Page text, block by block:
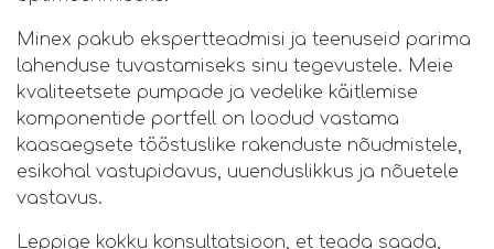
Minex pakub ekspertteadmisi ja teenuseid parima
lahenduse tuvastamiseks sinu tegevustele. Meie
kvaliteetsete pumpade ja vedelike käitlemise
komponentide portfell on loodud vastama
kaasaegsete tööstuslike rakenduste nõudmistele,
esikohal vastupidavus, uuenduslikkus ja nõuetele
vastavus.
Leppige kokku konsultatsioon, et teada saada,